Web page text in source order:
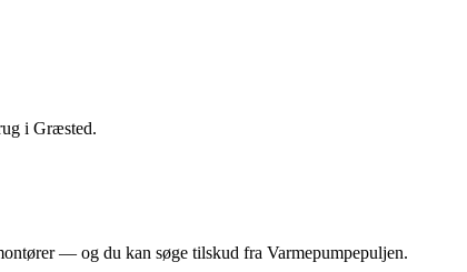
i Græsted.
— og du kan søge tilskud fra Varmepumpepuljen.